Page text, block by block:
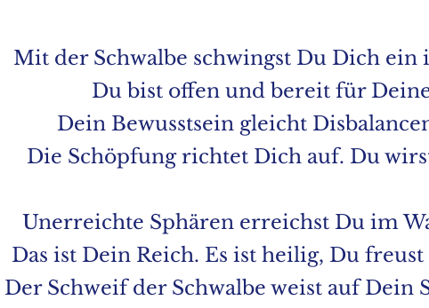
Mit der Schwalbe schwingst Du Dich ein
Du bist offen und bereit für
Dein Bewusstsein gleicht
Die Schöpfung richtet Dich auf. Du
Unerreichte Sphären erreichst Du im
Das ist Dein Reich. Es ist heilig, Du
Der Schweif der Schwalbe weist auf